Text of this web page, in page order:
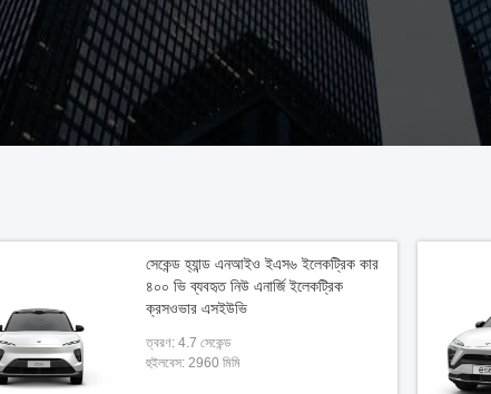
সেকেন্ড হ্যান্ড এনআইও ইএস৬ ইলেকট্রিক কার
৪০০ ভি ব্যবহৃত নিউ এনার্জি ইলেকট্রিক
ক্রসওভার এসইউভি
ত্বরণ: 4.7 সেকেন্ড
হুইলবেস: 2960 মিমি